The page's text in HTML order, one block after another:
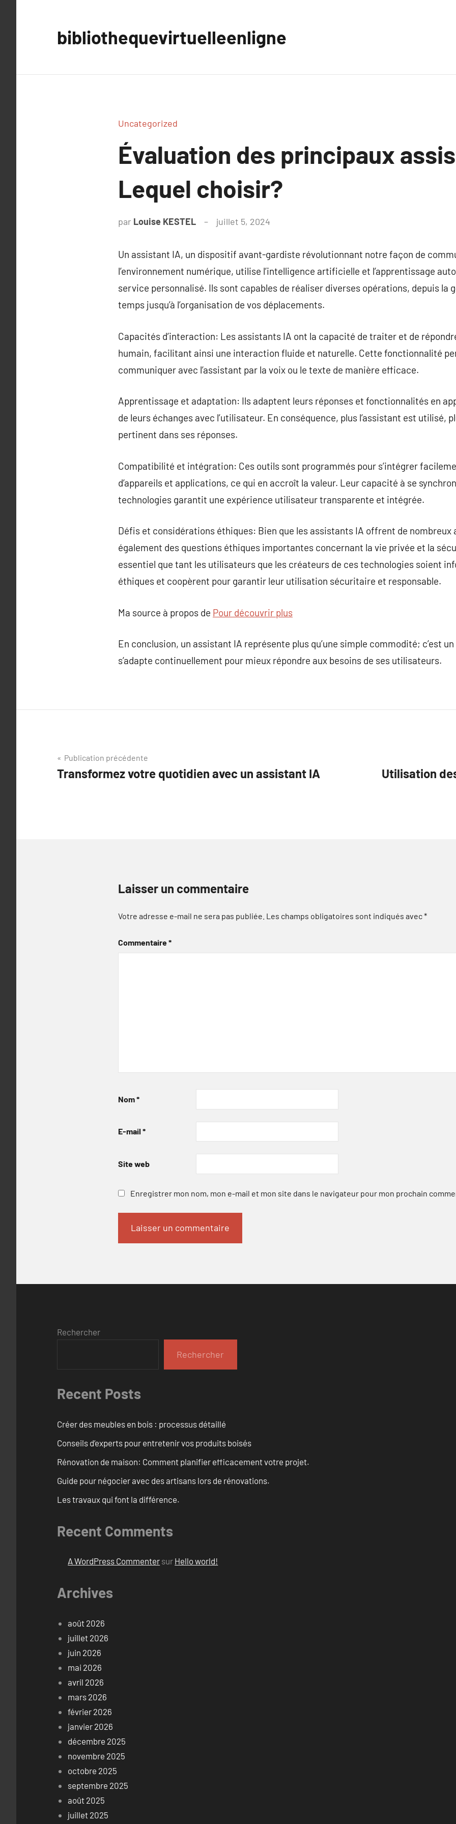
bibliothequevirtuelleenligne
Uncategorized
Évaluation des principaux
Lequel choisir?
par Louise KESTEL juillet 5, 2024
Un assistant IA, un dispositif avant-gardiste révolutionnant notre façon de
l’environnement numérique, utilise l’intelligence artificielle et l’apprentissage
service personnalisé. Ils sont capables de réaliser diverses opérations, depuis la
temps jusqu’à l’organisation de vos déplacements.
Capacités d’interaction: Les assistants IA ont la capacité de traiter et de
humain, facilitant ainsi une interaction fluide et naturelle. Cette fonctionnalité
communiquer avec l’assistant par la voix ou le texte de manière efficace.
Apprentissage et adaptation: Ils adaptent leurs réponses et fonctionnalités en
de leurs échanges avec l’utilisateur. En conséquence, plus l’assistant est utilisé,
pertinent dans ses réponses.
Compatibilité et intégration: Ces outils sont programmés pour s’intégrer
d’appareils et applications, ce qui en accroît la valeur. Leur capacité à se
technologies garantit une expérience utilisateur transparente et intégrée.
Défis et considérations éthiques: Bien que les assistants IA offrent de nombreux
également des questions éthiques importantes concernant la vie privée et la
essentiel que tant les utilisateurs que les créateurs de ces technologies soient
éthiques et coopèrent pour garantir leur utilisation sécuritaire et responsable.
Ma source à propos de Pour découvrir plus
En conclusion, un assistant IA représente plus qu’une simple commodité; c’est
s’adapte continuellement pour mieux répondre aux besoins de ses utilisateurs.
Navigation
de
Publication précédente
Transformez votre quotidien avec un assistant IA
Utilisation
Laisser un commentaire
Votre adresse e-mail ne sera pas publiée. Les champs obligatoires sont indiqués avec*
Commentaire*
Nom*
E-mail *
Site web
Enregistrer mon nom, mon e-mail et mon site dans le navigateur pour mon prochain
Rechercher
Rechercher
Recent Posts
Créer des meubles en bois : processus détaillé
Conseils d’experts pour entretenir vos produits boisés
Rénovation de maison: Comment planifier efficacement votre projet.
Guide pour négocier avec des artisans lors de rénovations.
Les travaux qui font la différence.
Recent Comments
A WordPress Commenter sur Hello world!
Archives
août 2026
juillet 2026
juin 2026
mai 2026
avril 2026
mars 2026
février 2026
janvier 2026
décembre 2025
novembre 2025
octobre 2025
septembre 2025
août 2025
juillet 2025